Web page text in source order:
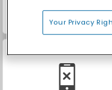
Royal Story
Your Privacy